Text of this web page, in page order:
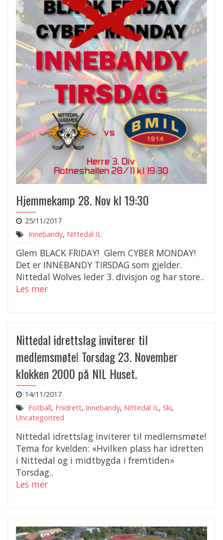
Hjemmekamp 28. Nov kl 19:30
25/11/2017
Innebandy, Nittedal IL
Glem BLACK FRIDAY! Glem CYBER MONDAY!
Det er INNEBANDY TIRSDAG som gjelder.
Nittedal Wolves leder 3. divisjon og har store..
Les mer
Nittedal idrettslag inviterer til
medlemsmøte! Torsdag 23. November
klokken 2000 på NIL Huset.
14/11/2017
Fotball, Friidrett, Innebandy, Nittedal IL, Ski,
Uncategorized
Nittedal idrettslag inviterer til medlemsmøte!
Tema for kvelden: «Hvilken plass har idretten
i Nittedal og i midtbygda i fremtiden»
Torsdag..
Les mer